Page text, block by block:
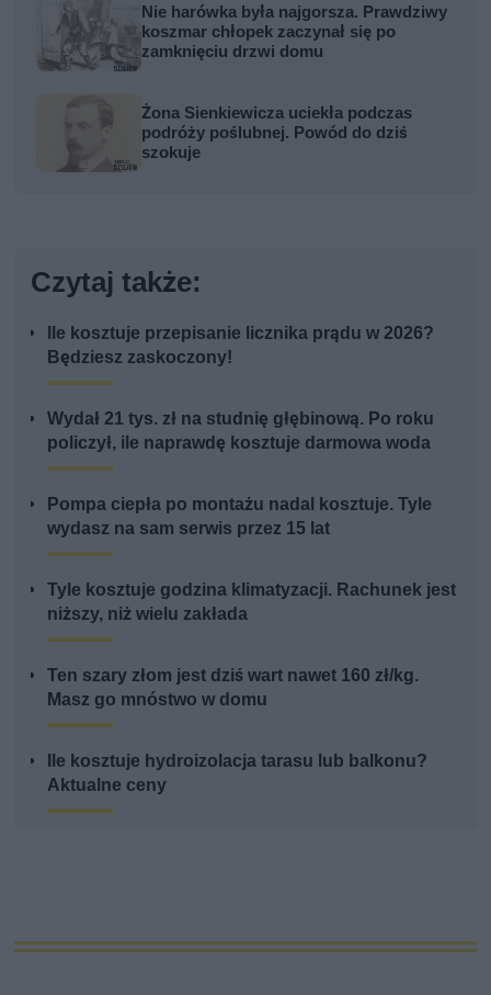
Nie harówka była najgorsza. Prawdziwy
koszmar chłopek zaczynał się po
zamknięciu drzwi domu
Żona Sienkiewicza uciekła podczas
podróży poślubnej. Powód do dziś
szokuje
Czytaj także:
Ile kosztuje przepisanie licznika prądu w 2026?
Będziesz zaskoczony!
Wydał 21 tys. zł na studnię głębinową. Po roku
policzył, ile naprawdę kosztuje darmowa woda
Pompa ciepła po montażu nadal kosztuje. Tyle
wydasz na sam serwis przez 15 lat
Tyle kosztuje godzina klimatyzacji. Rachunek jest
niższy, niż wielu zakłada
Ten szary złom jest dziś wart nawet 160 zł/kg.
Masz go mnóstwo w domu
Ile kosztuje hydroizolacja tarasu lub balkonu?
Aktualne ceny